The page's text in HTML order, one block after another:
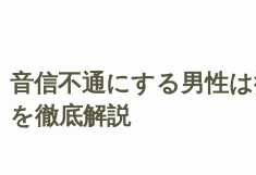
音信不通にする男性
を徹底解説